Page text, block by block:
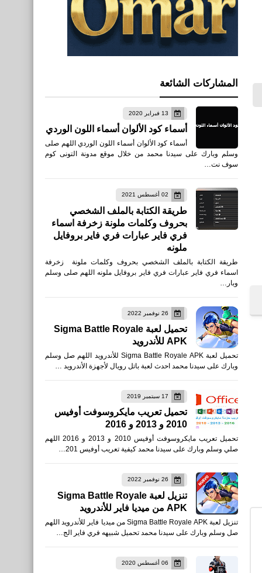
المشاركات الشائعة
13 فبراير 2020
أسماء كود الألوان أسماء اللون الوردي
أسماء كود الألوان أسماء اللون الوردي اللهم صلى
وسلم وبارك على سيدنا محمد من خلال موقع مدونة التونى كوم
سوف نت…
02 أغسطس 2021
طريقة الكتابة بالملف الشخصي
بحروف وكلمات ملونة زخرفة اسماء
فري فاير عبارات فري فاير بروفايل
ملونه
طريقة الكتابة بالملف الشخصي بحروف وكلمات ملونة زخرفة
اسماء فري فاير عبارات فري فاير بروفايل ملونه اللهم صلى وسلم
وبار…
26 نوفمبر 2022
تحميل لعبة Sigma Battle Royale
APK للأندرويد
تحميل لعبة Sigma Battle Royale APK للأندرويد اللهم صل وسلم
وبارك على سيدنا محمد احدث لعبة باتل رويال لأجهزة الأندرويد …
17 سبتمبر 2019
تحميل تعريب مايكروسوفت أوفيس
2010 و 2013 و 2016
تحميل تعريب مايكروسوفت أوفيس 2010 و 2013 و 2016 اللهم
صلي وسلم وبارك على سيدنا محمد كيفية تعريب أوفيس 201…
26 نوفمبر 2022
تنزيل لعبة Sigma Battle Royale
APK من ميديا فاير للأندرويد
تنزيل لعبة Sigma Battle Royale APK من ميديا فاير للأندرويد اللهم
صل وسلم وبارك على سيدنا محمد تحميل شبيهه فري فاير الج…
06 أغسطس 2020
العاب
تنزيل لعبة ScarFall: معركة
رويال للأيفون والأندرويد APK
رابط مباشر
العاب
تنزيل لعبة Battlelands
Royale‏ للأيفون والأندرويد